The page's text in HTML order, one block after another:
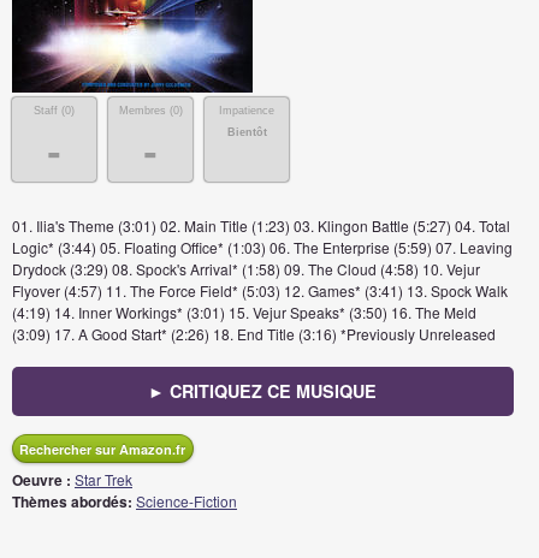
Staff (0)
-
Membres (0)
-
Impatience
Bientôt
01. Ilia's Theme (3:01) 02. Main Title (1:23) 03. Klingon Battle (5:27) 04. Total
Logic* (3:44) 05. Floating Office* (1:03) 06. The Enterprise (5:59) 07. Leaving
Drydock (3:29) 08. Spock's Arrival* (1:58) 09. The Cloud (4:58) 10. Vejur
Flyover (4:57) 11. The Force Field* (5:03) 12. Games* (3:41) 13. Spock Walk
(4:19) 14. Inner Workings* (3:01) 15. Vejur Speaks* (3:50) 16. The Meld
(3:09) 17. A Good Start* (2:26) 18. End Title (3:16) *Previously Unreleased
► CRITIQUEZ CE MUSIQUE
Rechercher sur Amazon.fr
Oeuvre : Star Trek
Thèmes abordés: Science-Fiction